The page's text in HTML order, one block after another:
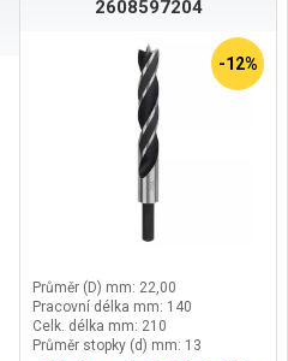
2608597204
-12%
Průměr (D) mm: 22,00
Pracovní délka mm: 140
Celk. délka mm: 210
Průměr stopky (d) mm: 13